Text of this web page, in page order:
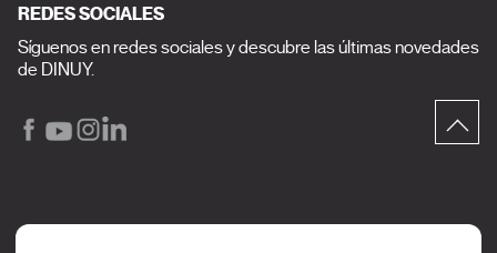
REDES SOCIALES
Síguenos en redes sociales y descubre las últimas novedades
de DINUY.